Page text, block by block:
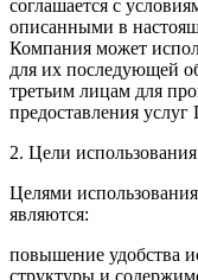
соглашается с
описанными в
Компания может
для их последующей
третьим лицам для
предоставления
2. Цели
Целями
являются:
повышение удобства
структуры и